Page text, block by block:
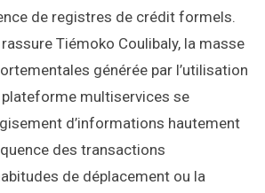
de registres de crédit formels.
Tiémoko Coulibaly, la masse
générée par l’utilisation
plateforme multiservices se
d’informations hautement
des transactions
de déplacement ou la